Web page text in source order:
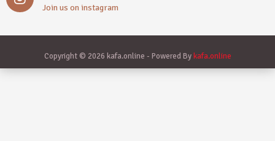
Join us on instagram
Copyright © 2026 kafa.online - Powered Bykafa.online